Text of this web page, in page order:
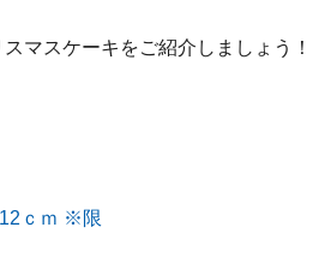
マスケーキをご紹介しましょう！